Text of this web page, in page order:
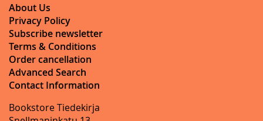
About Us
Privacy Policy
Subscribe newsletter
Terms & Conditions
Order cancellation
Advanced Search
Contact Information
Bookstore Tiedekirja